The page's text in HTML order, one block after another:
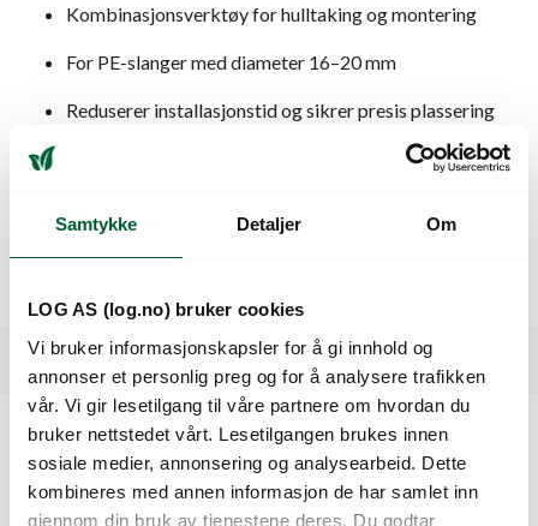
Samtykke Detaljer Om
LOG AS (log.no) bruker cookies
Vi bruker informasjonskapsler for å gi innhold og
annonser et personlig preg og for å analysere trafikken
vår. Vi gir lesetilgang til våre partnere om hvordan du
bruker nettstedet vårt. Lesetilgangen brukes innen
sosiale medier, annonsering og analysearbeid. Dette
kombineres med annen informasjon de har samlet inn
gjennom din bruk av tjenestene deres. Du godtar
Kombinasjonsverktøy for hulltaking og montering
For PE-slanger med diameter 16–20 mm
Reduserer installasjonstid og sikrer presis plassering
Solid konstruksjon tilpasset profesjonell bruk i
Bruksområde:
For fagfolk som installerer dryppvanning i store anlegg der
Spesifikasjoner
Kunder så også på